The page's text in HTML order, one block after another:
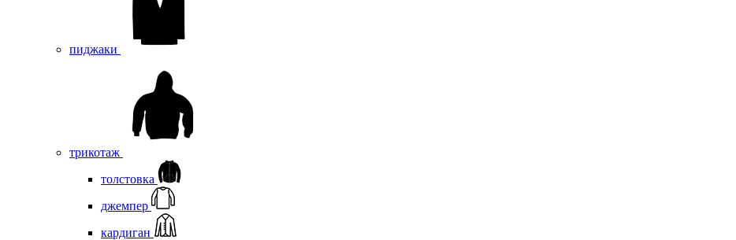
пиджаки
трикотаж
толстовка
джемпер
кардиган